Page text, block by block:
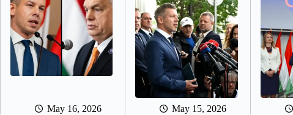
May 16, 2026 May 15, 2026